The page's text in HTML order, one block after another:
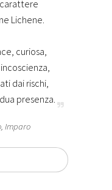
Lichene.
curiosa,
dai rischi,
presenza.
Imparo